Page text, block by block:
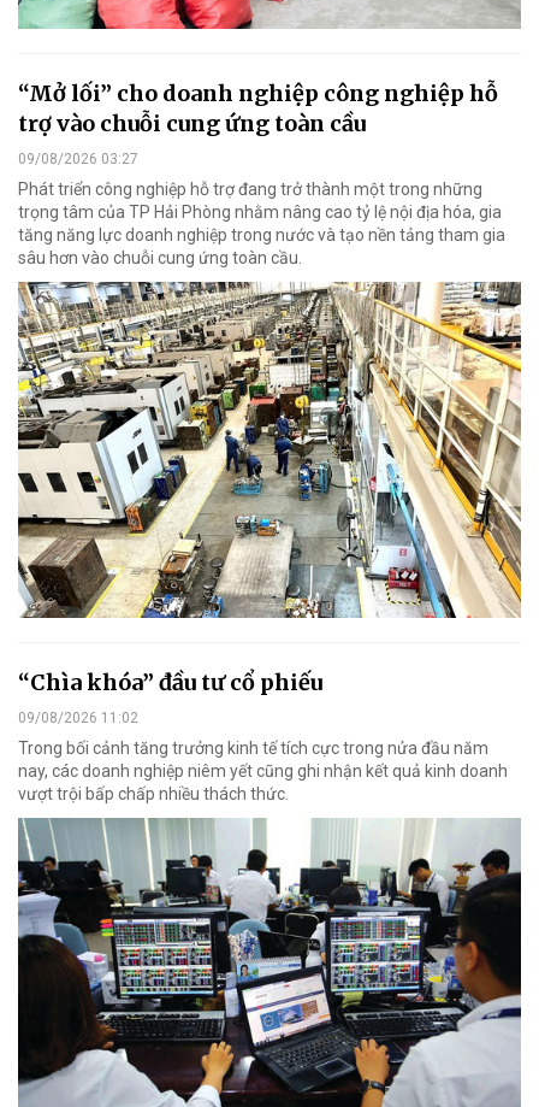
“Mở lối” cho doanh nghiệp công nghiệp hỗ
trợ vào chuỗi cung ứng toàn cầu
09/08/2026 03:27
Phát triển công nghiệp hỗ trợ đang trở thành một trong những
trọng tâm của TP Hải Phòng nhằm nâng cao tỷ lệ nội địa hóa, gia
tăng năng lực doanh nghiệp trong nước và tạo nền tảng tham gia
sâu hơn vào chuỗi cung ứng toàn cầu.
“Chìa khóa” đầu tư cổ phiếu
09/08/2026 11:02
Trong bối cảnh tăng trưởng kinh tế tích cực trong nửa đầu năm
nay, các doanh nghiệp niêm yết cũng ghi nhận kết quả kinh doanh
vượt trội bấp chấp nhiều thách thức.